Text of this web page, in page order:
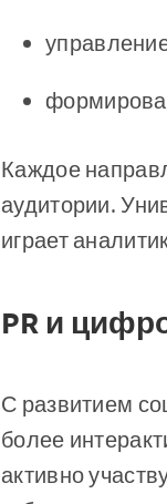
Каждое
аудитории.
играет
PR и
С развитием
более
активно